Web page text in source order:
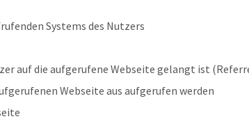
Systems des Nutzers
auf die aufgerufene Webseite gelangt ist
Webseite aus aufgerufen werden